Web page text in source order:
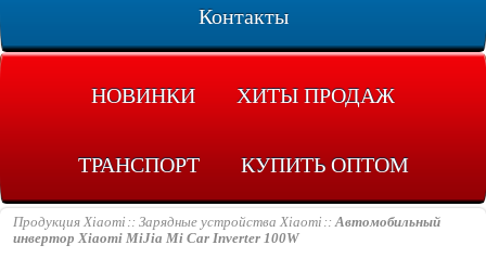
Контакты
НОВИНКИ ХИТЫ ПРОДАЖ
ТРАНСПОРТ КУПИТЬ ОПТОМ
Продукция Xiaomi Зарядные устройства Xiaomi
Автомобильный
инвертор Xiaomi MiJia Mi Car Inverter 100W